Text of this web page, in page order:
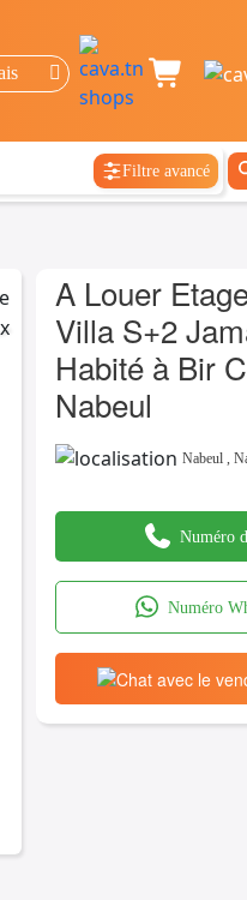
Filtre avancé
A Louer
Villa S+2
Habité à Bir
Nabeul
Nabeul ,
Numéro
Numéro